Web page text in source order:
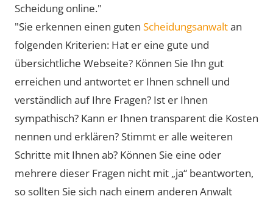
Scheidung online."
"Sie erkennen einen guten Scheidungsanwaltan
folgenden Kriterien: Hat er eine gute und
übersichtliche Webseite? Können Sie Ihn gut
erreichen und antwortet er Ihnen schnell und
verständlich auf Ihre Fragen? Ist er Ihnen
sympathisch? Kann er Ihnen transparent die Kosten
nennen und erklären? Stimmt er alle weiteren
Schritte mit Ihnen ab? Können Sie eine oder
mehrere dieser Fragen nicht mit „ja“ beantworten,
so sollten Sie sich nach einem anderen Anwalt